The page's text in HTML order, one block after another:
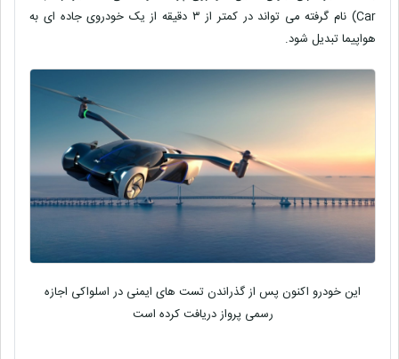
Car) نام گرفته می تواند در کمتر از ۳ دقیقه از یک خودروی جاده ای به
هواپیما تبدیل شود.
این خودرو اکنون پس از گذراندن تست های ایمنی در اسلواکی اجازه
رسمی پرواز دریافت کرده است